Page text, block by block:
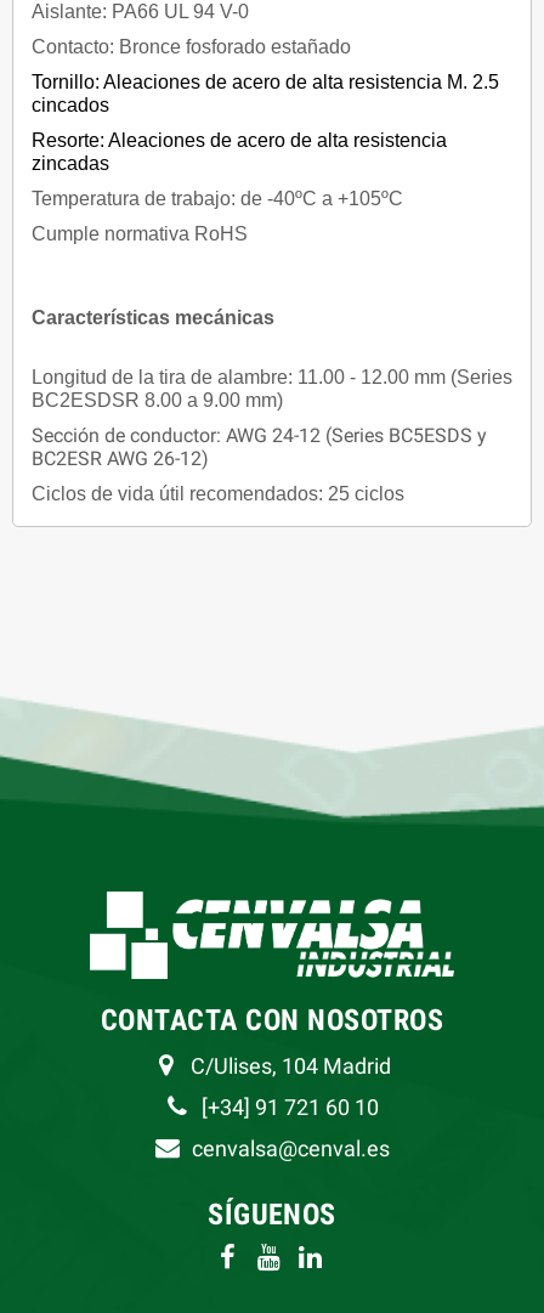
Aislante: PA66 UL 94 V-0
Contacto: Bronce fosforado estañado
Tornillo: Aleaciones de acero de alta resistencia M. 2.5
cincados
Resorte: Aleaciones de acero de alta resistencia
zincadas
Temperatura de trabajo: de -40ºC a +105ºC
Cumple normativa RoHS
Características mecánicas
Longitud de la tira de alambre: 11.00 - 12.00 mm (Series
BC2ESDSR 8.00 a 9.00 mm)
Sección de conductor: AWG 24-12 (Series BC5ESDS y
BC2ESR AWG 26-12)
Ciclos de vida útil recomendados: 25 ciclos
CONTACTA CON NOSOTROS
C/Ulises, 104 Madrid
[+34] 91 721 60 10
cenvalsa@cenval.es
SÍGUENOS